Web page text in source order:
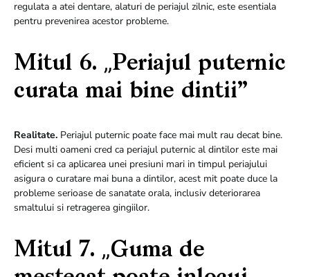
regulata a atei dentare, alaturi de periajul zilnic, este esentiala
pentru prevenirea acestor probleme.
Mitul 6. „Periajul puternic
curata mai bine dintii”
Realitate. Periajul puternic poate face mai mult rau decat bine.
Desi multi oameni cred ca periajul puternic al dintilor este mai
eficient si ca aplicarea unei presiuni mari in timpul periajului
asigura o curatare mai buna a dintilor, acest mit poate duce la
probleme serioase de sanatate orala, inclusiv deteriorarea
smaltului si retragerea gingiilor.
Mitul 7. „Guma de